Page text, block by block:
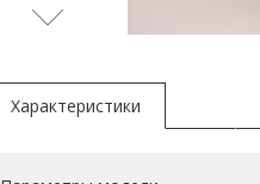
Характеристики